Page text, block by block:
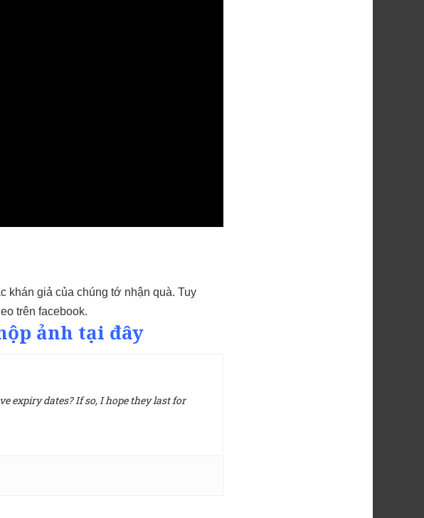
khán giả của chúng tớ nhận quà. Tuy
trên facebook.
ảnh tại đây
expiry dates? If so, I hope they last for